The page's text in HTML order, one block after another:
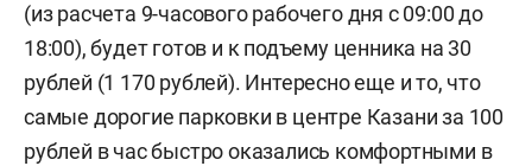
(из расчета 9-часового рабочего дня с 09:00 до
18:00), будет готов и к подъему ценника на 30
рублей (1 170 рублей). Интересно еще и то, что
самые дорогие парковки в центре Казани за 100
рублей в час быстро оказались комфортными в